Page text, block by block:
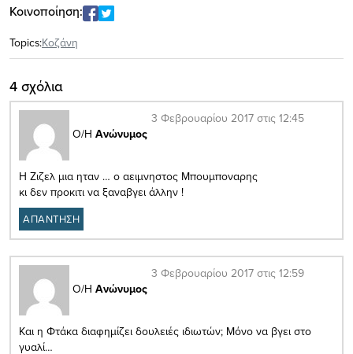
Κοινοποίηση:
Topics:Κοζάνη
4 σχόλια
Ο/Η Ανώνυμος
3 Φεβρουαρίου 2017 στις 12:45
Η Ζιζελ μια ηταν … ο αειμνηστος Μπουμποναρης
κι δεν προκιτι να ξαναβγει άλλην !
ΑΠΑΝΤΗΣΗ
Ο/Η Ανώνυμος
3 Φεβρουαρίου 2017 στις 12:59
Και η Φτάκα διαφημίζει δουλειές ιδιωτών; Μόνο να βγει στο
γυαλί…